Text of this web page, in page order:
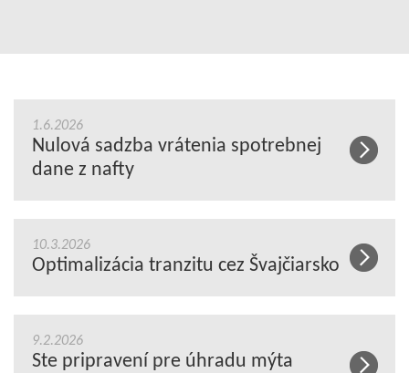
1.6.2026
Nulová sadzba vrátenia spotrebnej
dane z nafty
10.3.2026
Optimalizácia tranzitu cez Švajčiarsko
9.2.2026
Ste pripravení pre úhradu mýta